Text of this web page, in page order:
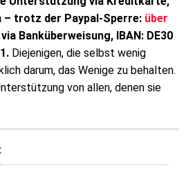
– trotz der Paypal-Sperre: über
Banküberweisung, IBAN: DE30
Diejenigen, die selbst wenig
darum, das Wenige zu behalten.
von allen, denen sie